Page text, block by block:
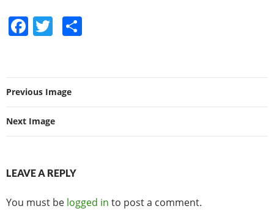
F
e
b
o
o
k
T
er e
Previous Image
Next Image
LEAVE A REPLY
You must be logged in to post a comment.